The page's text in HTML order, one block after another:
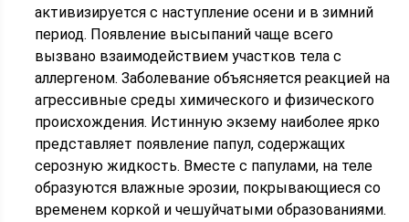
активизируется с наступление осени и в зимний
период. Появление высыпаний чаще всего
вызвано взаимодействием участков тела с
аллергеном. Заболевание объясняется реакцией на
агрессивные среды химического и физического
происхождения. Истинную экзему наиболее ярко
представляет появление папул, содержащих
серозную жидкость. Вместе с папулами, на теле
образуются влажные эрозии, покрывающиеся со
временем коркой и чешуйчатыми образованиями.